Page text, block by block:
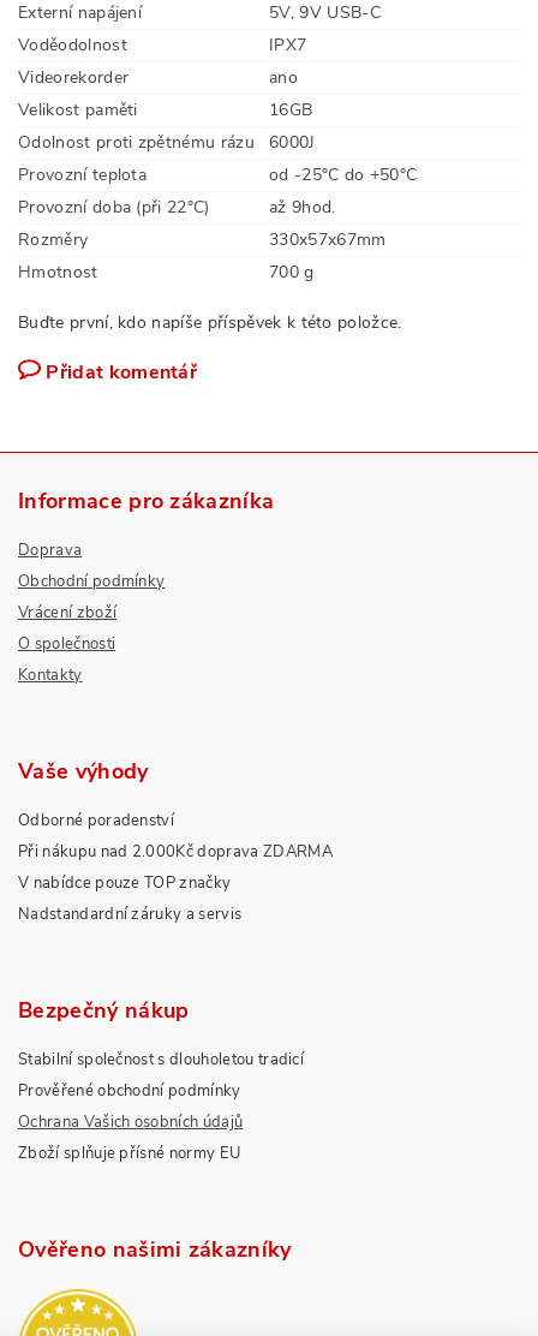
Externí napájení
5V, 9V USB-C
Voděodolnost
IPX7
Videorekorder
ano
Velikost paměti
16GB
Odolnost proti zpětnému rázu
6000J
Provozní teplota
od -25°C do +50°C
Provozní doba (při 22°C)
až 9hod.
Rozměry
330x57x67mm
Hmotnost
700 g
Buďte první, kdo napíše příspěvek k této položce.
Přidat komentář
Informace pro zákazníka
Doprava
Obchodní podmínky
Vrácení zboží
O společnosti
Kontakty
Vaše výhody
Odborné poradenství
Při nákupu nad 2.000Kč doprava ZDARMA
V nabídce pouze TOP značky
Nadstandardní záruky a servis
Bezpečný nákup
Stabilní společnost s dlouholetou tradicí
Prověřené obchodní podmínky
Ochrana Vašich osobních údajů
Zboží splňuje přísné normy EU
Ověřeno našimi zákazníky